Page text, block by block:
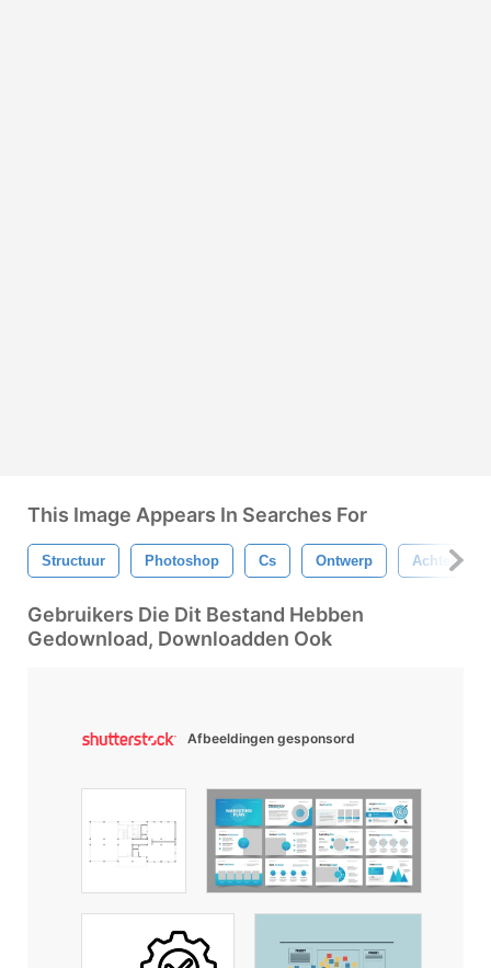
This Image Appears In Searches For
Structuur Photoshop Cs Ontwerp
Gebruikers Die Dit Bestand Hebben
Gedownload, Downloadden Ook
Afbeeldingen gesponsord